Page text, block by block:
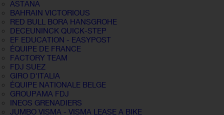
ASTANA
BAHRAIN VICTORIOUS
RED BULL BORA HANSGROHE
DECEUNINCK QUICK-STEP
EF EDUCATION - EASYPOST
ÉQUIPE DE FRANCE
FACTORY TEAM
FDJ SUEZ
GIRO D'ITALIA
ÉQUIPE NATIONALE BELGE
GROUPAMA FDJ
INEOS GRENADIERS
JUMBO VISMA - VISMA LEASE A BIKE